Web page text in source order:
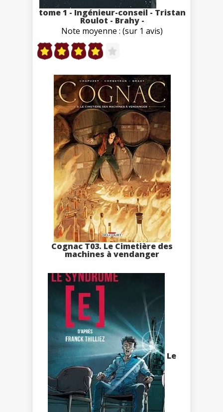
tome 1 - Ingénieur-conseil - Tristan
Roulot - Brahy -
Note moyenne : (sur 1 avis)
Cognac T03. Le Cimetière des
machines à vendanger
Le